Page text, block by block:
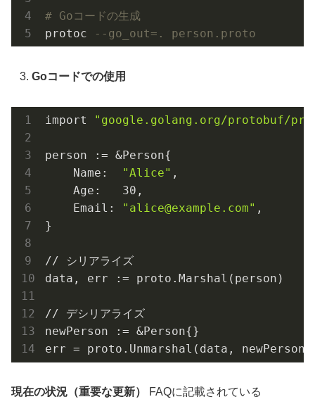
# Goコードの生成
protoc
--go_out=. person.proto
Goコードでの使用
import "google.golang.org/protobuf/
person := &Person{
    Name:
"Alice" ,
    Age:   30,
    Email:
"alice@example.com" ,
}
// シリアライズ
data, err := proto.Marshal(person)
// デシリアライズ
newPerson := &Person{}
現在の状況（重要な更新） FAQに記載されている